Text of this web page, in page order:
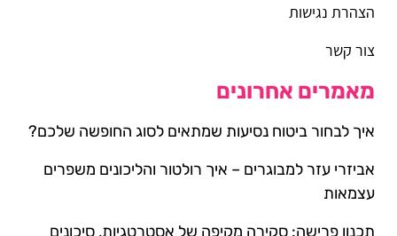
הצהרת נגישות
צור קשר
מאמרים אחרונים
איך לבחור ביטוח נסיעות שמתאים לסוג החופשה שלכם?
אביזרי עזר למבוגרים – איך רולטור והליכונים משפרים
עצמאות
תכנון פרישה: סקירה מקיפה של אסטרטגיות, סיכונים